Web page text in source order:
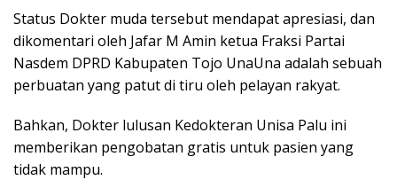
Status Dokter muda tersebut mendapat apresiasi, dan
dikomentari oleh Jafar M Amin ketua Fraksi Partai
Nasdem DPRD Kabupaten Tojo UnaUna adalah sebuah
perbuatan yang patut di tiru oleh pelayan rakyat.
Bahkan, Dokter lulusan Kedokteran Unisa Palu ini
memberikan pengobatan gratis untuk pasien yang
tidak mampu.